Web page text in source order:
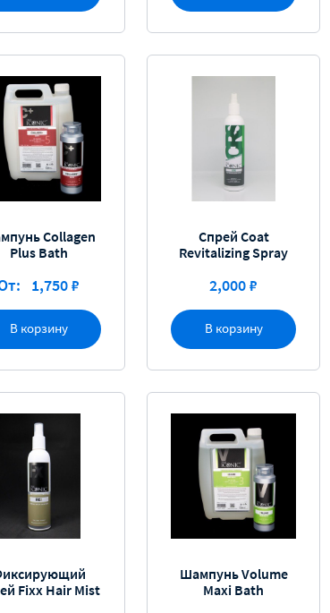
В корзину
Collagen
Plus Bath
1,750 ₽
В корзину
Спрей Coat
Revitalizing Spray
2,000 ₽
Fixx Hair Mist
Шампунь Volume
Maxi Bath